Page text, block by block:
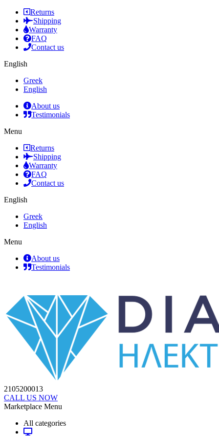
Returns
Shipping
Warranty
FAQ
Contact us
English
Greek
English
About us
Testimonials
Menu
Returns
Shipping
Warranty
FAQ
Contact us
English
Greek
English
Menu
About us
Testimonials
2105200013
CALL US NOW
Marketplace Menu
All categories